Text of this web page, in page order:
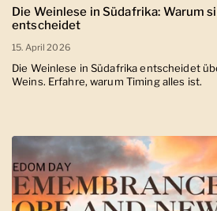
Die Weinlese in Südafrika: Warum
entscheidet
15. April 2026
Die Weinlese in Südafrika entscheidet
Weins. Erfahre, warum Timing alles ist.